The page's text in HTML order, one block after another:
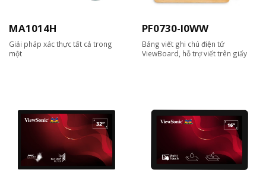
MA1014H
Giải pháp xác thực tất cả trong
một
PF0730-I0WW
Bảng viết ghi chú điện tử
ViewBoard, hỗ trợ viết trên giấy